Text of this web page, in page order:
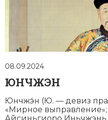
Новейшая история
Нумизматика
Общественные
Политическая история
08.09.2024
ЮНЧЖЭН
Юнчжэ́н (Ю. — девиз
«Мирное